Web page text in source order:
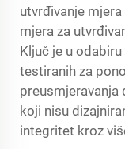
utvrđivanje
mjera za
Ključ je u
testiranih za
preusmjeravanja
koji nisu
integritet kroz